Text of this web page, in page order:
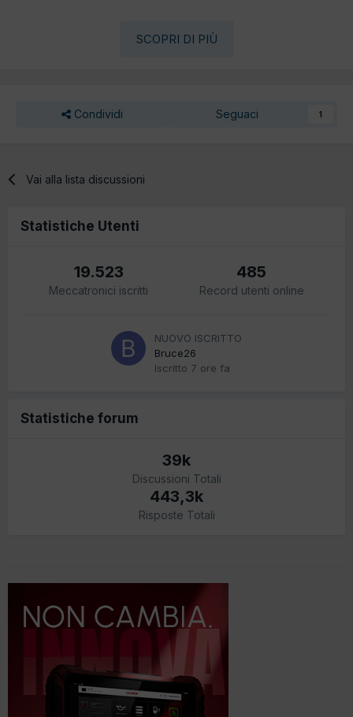
SCOPRI DI PIÙ
Condividi Seguaci 1
Vai alla lista discussioni
Statistiche Utenti
19.523
Meccatronici iscritti
485
Record utenti online
NUOVO ISCRITTO
Bruce26
Iscritto 7 ore fa
Statistiche forum
39k
Discussioni Totali
443,3k
Risposte Totali